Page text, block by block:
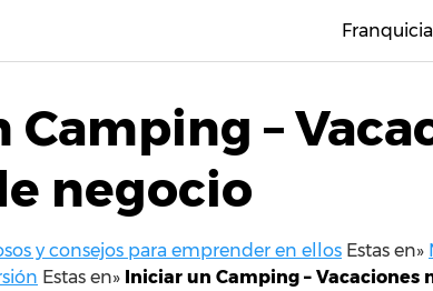
–
negocio
y consejos para emprender en ellos Estas en»
Estas en» Iniciar un Camping – Vacaciones